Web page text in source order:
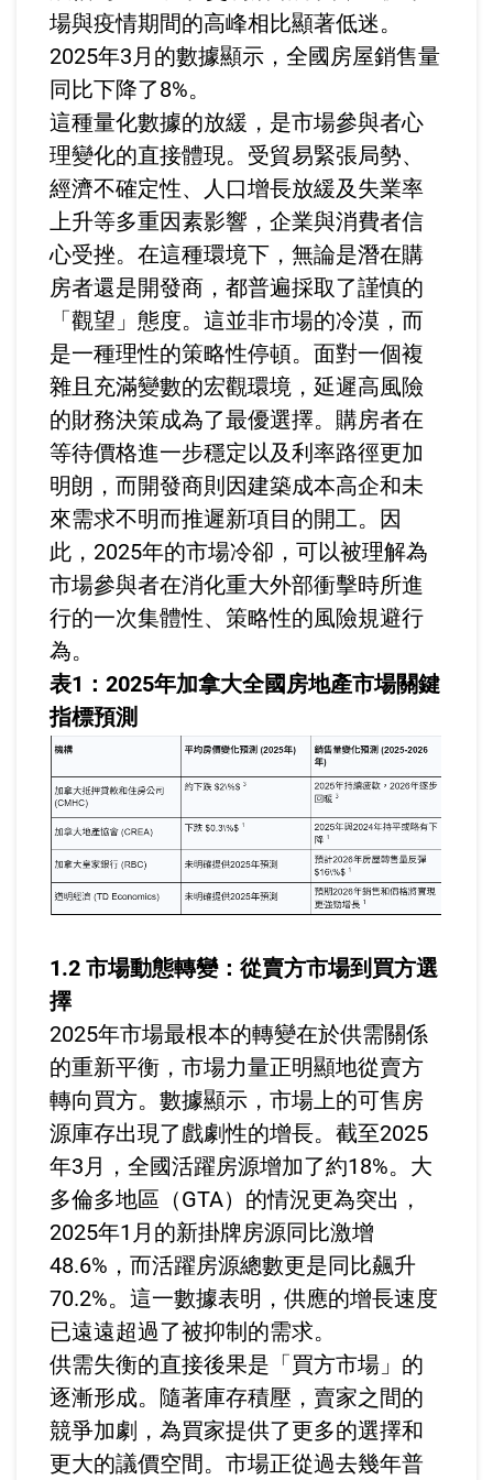
場與疫情期間的高峰相比顯著低迷。
2025年3月的數據顯示，全國房屋銷售量
同比下降了8%。
這種量化數據的放緩，是市場參與者心
理變化的直接體現。受貿易緊張局勢、
經濟不確定性、人口增長放緩及失業率
上升等多重因素影響，企業與消費者信
心受挫。在這種環境下，無論是潛在購
房者還是開發商，都普遍採取了謹慎的
「觀望」態度。這並非市場的冷漠，而
是一種理性的策略性停頓。面對一個複
雜且充滿變數的宏觀環境，延遲高風險
的財務決策成為了最優選擇。購房者在
等待價格進一步穩定以及利率路徑更加
明朗，而開發商則因建築成本高企和未
來需求不明而推遲新項目的開工。因
此，2025年的市場冷卻，可以被理解為
市場參與者在消化重大外部衝擊時所進
行的一次集體性、策略性的風險規避行
為。
表1：2025年加拿大全國房地產市場關鍵
指標預測
1.2 市場動態轉變：從賣方市場到買方選
擇
2025年市場最根本的轉變在於供需關係
的重新平衡，市場力量正明顯地從賣方
轉向買方。數據顯示，市場上的可售房
源庫存出現了戲劇性的增長。截至2025
年3月，全國活躍房源增加了約18%。大
多倫多地區（GTA）的情況更為突出，
2025年1月的新掛牌房源同比激增
48.6%，而活躍房源總數更是同比飆升
70.2%。這一數據表明，供應的增長速度
已遠遠超過了被抑制的需求。
供需失衡的直接後果是「買方市場」的
逐漸形成。隨著庫存積壓，賣家之間的
競爭加劇，為買家提供了更多的選擇和
更大的議價空間。市場正從過去幾年普